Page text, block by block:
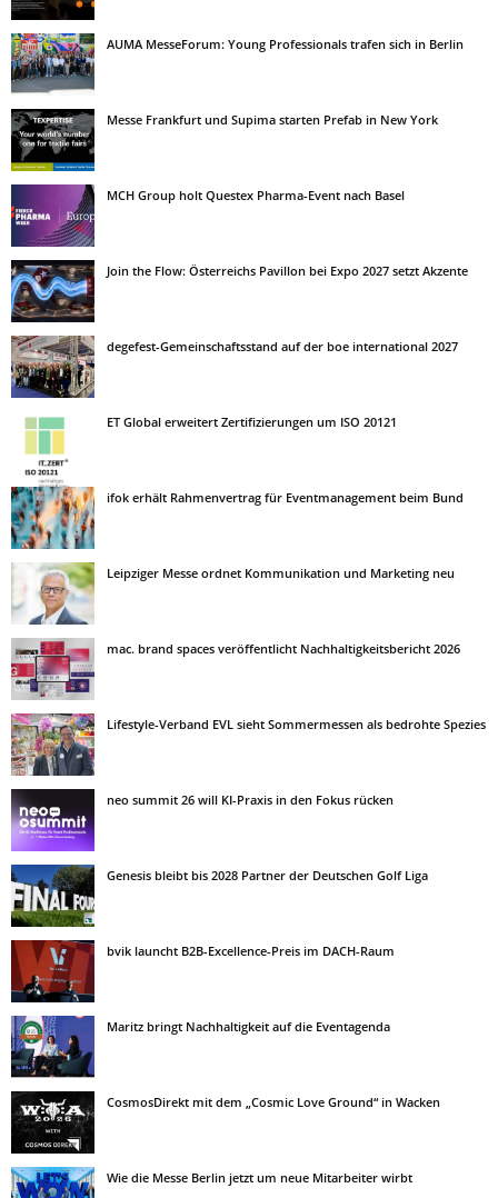
AUMA MesseForum: Young Professionals trafen sich in Berlin
Messe Frankfurt und Supima starten Prefab in New York
MCH Group holt Questex Pharma-Event nach Basel
Join the Flow: Österreichs Pavillon bei Expo 2027 setzt Akzente
degefest-Gemeinschaftsstand auf der boe international 2027
ET Global erweitert Zertifizierungen um ISO 20121
ifok erhält Rahmenvertrag für Eventmanagement beim Bund
Leipziger Messe ordnet Kommunikation und Marketing neu
mac. brand spaces veröffentlicht Nachhaltigkeitsbericht 2026
Lifestyle-Verband EVL sieht Sommermessen als bedrohte Spezies
neo summit 26 will KI-Praxis in den Fokus rücken
Genesis bleibt bis 2028 Partner der Deutschen Golf Liga
bvik launcht B2B-Excellence-Preis im DACH-Raum
Maritz bringt Nachhaltigkeit auf die Eventagenda
CosmosDirekt mit dem „Cosmic Love Ground“ in Wacken
Wie die Messe Berlin jetzt um neue Mitarbeiter wirbt